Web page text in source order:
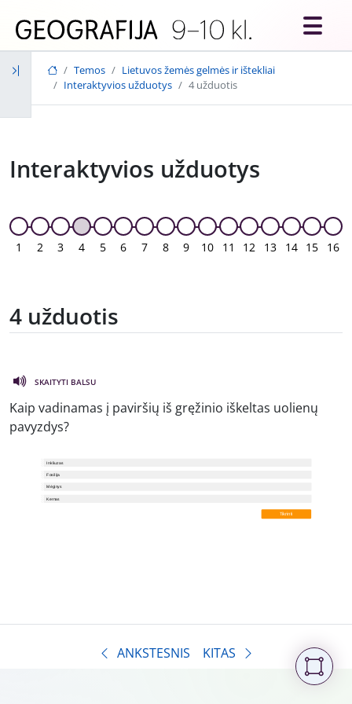
Temos
Lietuvos žemės gelmės ir ištekliai
Interaktyvios užduotys
4 užduotis
Interaktyvios užduotys
1 2 3 4 5 6 7 8 9 10 11 12 13 14 15 16
4 užduotis
SKAITYTI BALSU
Kaip vadinamas į paviršių iš gręžinio iškeltas uolienų
pavyzdys?
ANKSTESNIS KITAS